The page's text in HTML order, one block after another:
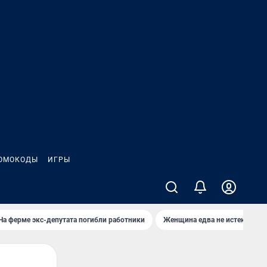
ИГРЫ
ферме экс-депутата погибли работники Женщина едва не истекла